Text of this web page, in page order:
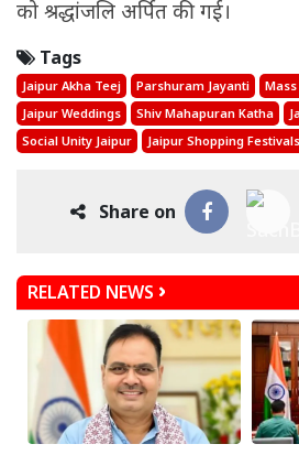
को श्रद्धांजलि अर्पित की गई।
Tags
Jaipur Akha Teej Parshuram Jayanti
Jaipur Weddings
Shiv Mahapuran Katha
Social Unity Jaipur
Jaipur Shopping Festivals
Share on
RELATED NEWS